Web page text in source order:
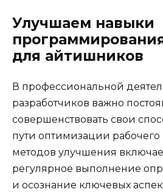
Улучшаем навыки
для айтишников
В профессиональной
разработчиков важно
совершенствовать свои
пути оптимизации
методов улучшения
регулярное выполнение
и осознание ключевых